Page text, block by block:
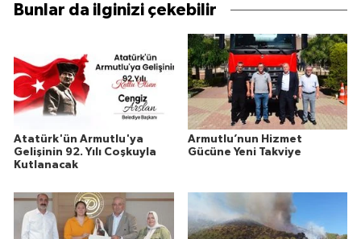
Bunlar da ilginizi çekebilir
Atatürk'ün Armutlu'ya
Gelişinin 92. Yılı Coşkuyla
Kutlanacak
Armutlu’nun Hizmet
Gücüne Yeni Takviye